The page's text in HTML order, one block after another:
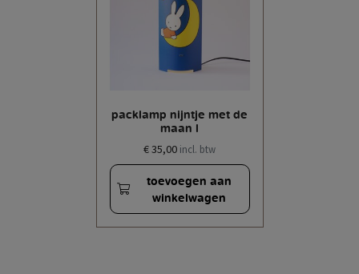
packlamp nijntje met de
maan l
€ 35,00 incl. btw
toevoegen aan
winkelwagen